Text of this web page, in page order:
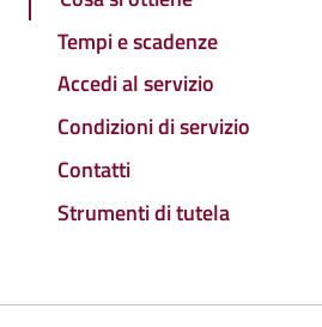
Tempi e scadenze
Accedi al servizio
Condizioni di servizio
Contatti
Strumenti di tutela